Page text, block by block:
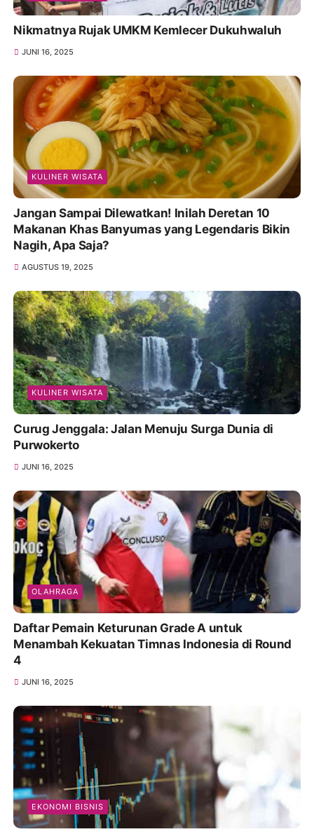
Nikmatnya Rujak UMKM Kemlecer Dukuhwaluh
JUNI 16, 2025
KULINER WISATA
Jangan Sampai Dilewatkan! Inilah Deretan 10
Makanan Khas Banyumas yang Legendaris Bikin
Nagih, Apa Saja?
AGUSTUS 19, 2025
KULINER WISATA
Curug Jenggala: Jalan Menuju Surga Dunia di
Purwokerto
JUNI 16, 2025
OLAHRAGA
Daftar Pemain Keturunan Grade A untuk
Menambah Kekuatan Timnas Indonesia di Round
4
JUNI 16, 2025
EKONOMI BISNIS